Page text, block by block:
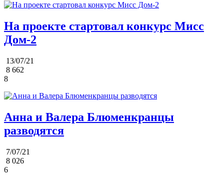
На проекте стартовал конкурс Мисс
Дом-2
13/07/21
8 662
8
Анна и Валера Блюменкранцы
разводятся
7/07/21
8 026
6